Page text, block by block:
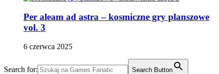
Per aleam ad astra – kosmiczne gry planszowe
vol. 3
6 czerwca 2025
Search for:
Search Button